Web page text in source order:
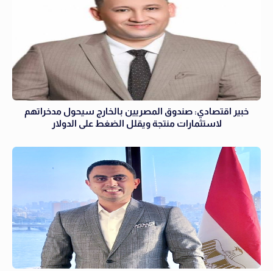
خبير اقتصادي: صندوق المصريين بالخارج سيحول مدخراتهم
لاستثمارات منتجة ويقلل الضغط على الدولار